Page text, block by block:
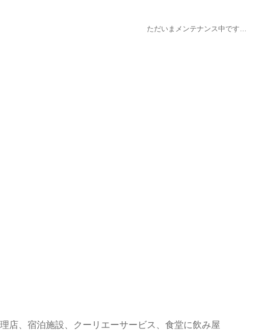
ただいまメンテナンス中です…
店、宿泊施設、クーリエーサービス、食堂に飲み屋